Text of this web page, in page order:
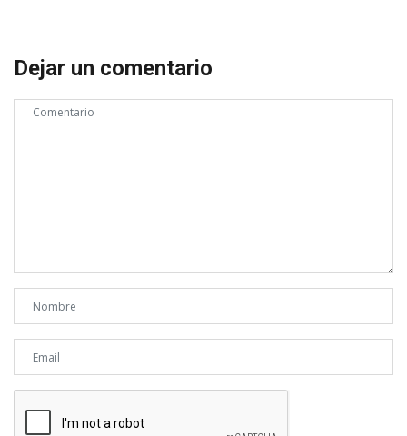
Dejar un comentario